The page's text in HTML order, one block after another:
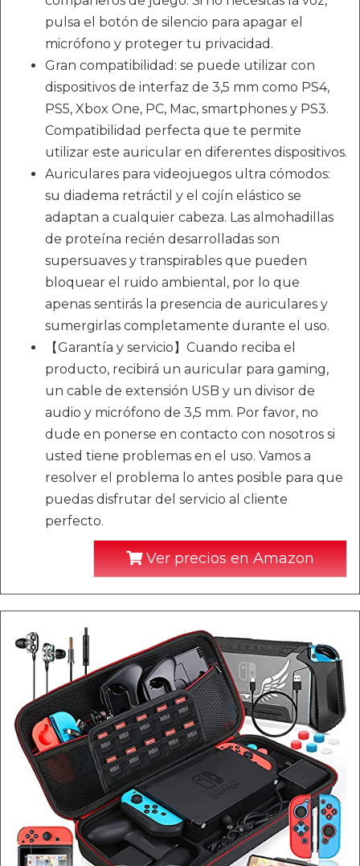
pulsa el botón de silencio para apagar el
micrófono y proteger tu privacidad.
Gran compatibilidad: se puede utilizar con
dispositivos de interfaz de 3,5 mm como PS4,
PS5, Xbox One, PC, Mac, smartphones y PS3.
Compatibilidad perfecta que te permite
utilizar este auricular en diferentes dispositivos.
Auriculares para videojuegos ultra cómodos:
su diadema retráctil y el cojín elástico se
adaptan a cualquier cabeza. Las almohadillas
de proteína recién desarrolladas son
supersuaves y transpirables que pueden
bloquear el ruido ambiental, por lo que
apenas sentirás la presencia de auriculares y
sumergirlas completamente durante el uso.
【Garantía y servicio】Cuando reciba el
producto, recibirá un auricular para gaming,
un cable de extensión USB y un divisor de
audio y micrófono de 3,5 mm. Por favor, no
dude en ponerse en contacto con nosotros si
usted tiene problemas en el uso. Vamos a
resolver el problema lo antes posible para que
puedas disfrutar del servicio al cliente
perfecto.
Ver precios en Amazon